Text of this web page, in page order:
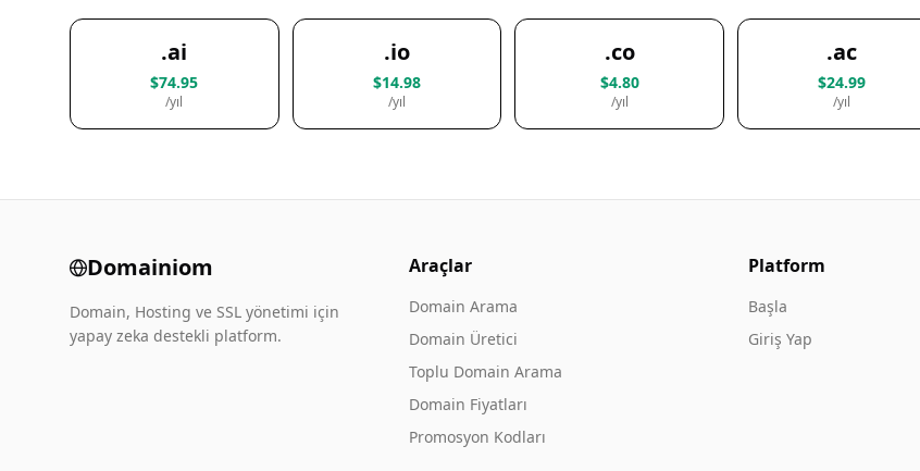
.ai
$74.95
/yıl
.io
$14.98
/yıl
.co
$4.80
/yıl
.ac
$24.99
/yıl
Domainiom
Domain, Hosting ve SSL yönetimi için
yapay zeka destekli platform.
Araçlar
Domain Arama
Domain Üretici
Toplu Domain Arama
Domain Fiyatları
Promosyon Kodları
Platform
Başla
Giriş Yap